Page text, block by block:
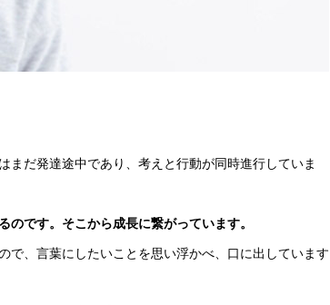
だ発達途中であり、考えと行動が同時進行していま
です。そこから成長に繋がっています。
で、言葉にしたいことを思い浮かべ、口に出しています